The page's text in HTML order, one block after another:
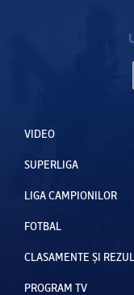
VIDEO
SUPERLIGA
LIGA CAMPIONILOR
FOTBAL
CLASAMENTE ȘI
PROGRAM TV